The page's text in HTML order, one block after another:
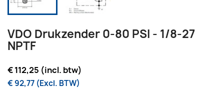
VDO Drukzender 0-80 PSI - 1/8-27
NPTF
€ 112,25 (incl. btw)
€ 92,77 (Excl. BTW)